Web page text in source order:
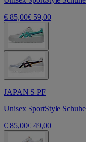
€ 85,00€ 59,00
JAPAN S PF
Unisex SportStyle Schuhe
€ 85,00€ 49,00